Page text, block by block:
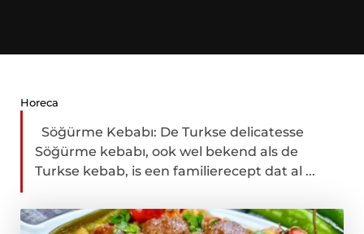
Horeca
Söğürme Kebabı: De Turkse delicatesse
Söğürme kebabı, ook wel bekend als de
Turkse kebab, is een familierecept dat al ...